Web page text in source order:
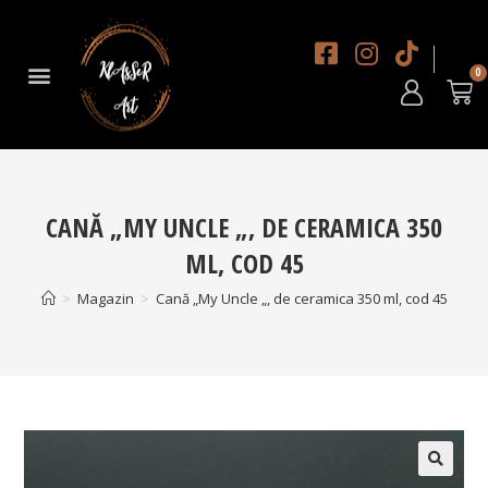
CANĂ „MY UNCLE „, DE CERAMICA 350
ML, COD 45
> Magazin > Cană „My Uncle „, de ceramica 350 ml, cod 45